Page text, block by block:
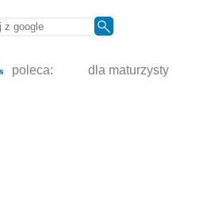
poleca: dla maturzysty